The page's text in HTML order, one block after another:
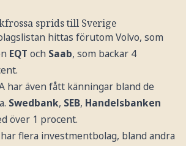
sprids till Sverige
hittas förutom Volvo, som
EQT och Saab, som backar 4
har även fått känningar bland de
Swedbank, SEB, Handelsbanken
över 1 procent.
flera investmentbolag, bland andra